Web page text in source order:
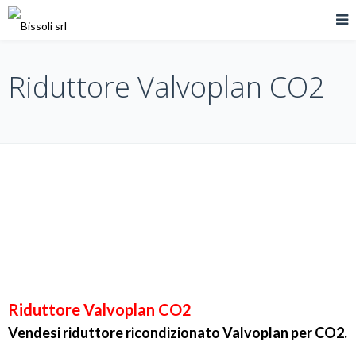
Riduttore Valvoplan CO2
Riduttore Valvoplan CO2
Vendesi riduttore ricondizionato Valvoplan per CO2.